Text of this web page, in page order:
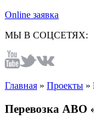
Online заявка
МЫ В СОЦСЕТЯХ:
Главная » Проекты »
Перевозка АВО